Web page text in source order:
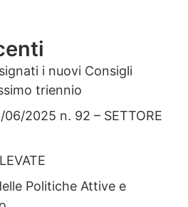
i nuovi Consigli
triennio
2025 n. 92 – SETTORE
Politiche Attive e